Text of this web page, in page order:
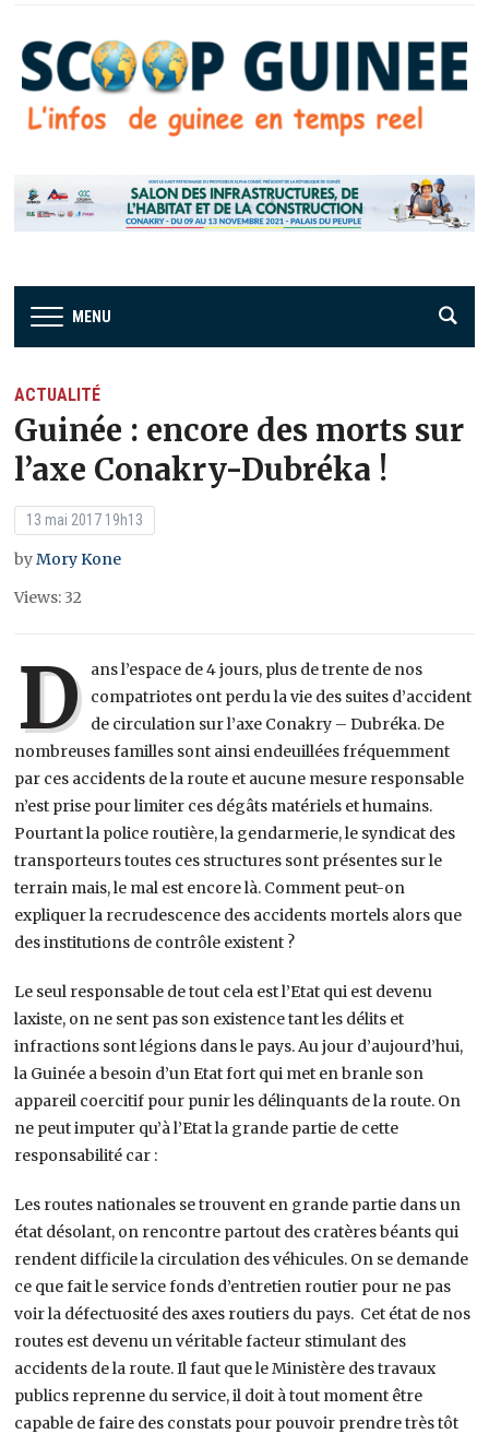
MENU
ACTUALITÉ
Guinée : encore des morts sur
l’axe Conakry-Dubréka !
13 mai 2017 19h13
byMory Kone
Views: 32
D ans l’espace de 4 jours, plus de trente de nos
compatriotes ont perdu la vie des suites d’accident
de circulation sur l’axe Conakry – Dubréka. De
nombreuses familles sont ainsi endeuillées fréquemment
par ces accidents de la route et aucune mesure responsable
n’est prise pour limiter ces dégâts matériels et humains.
Pourtant la police routière, la gendarmerie, le syndicat des
transporteurs toutes ces structures sont présentes sur le
terrain mais, le mal est encore là. Comment peut-on
expliquer la recrudescence des accidents mortels alors que
des institutions de contrôle existent ?
Le seul responsable de tout cela est l’Etat qui est devenu
laxiste, on ne sent pas son existence tant les délits et
infractions sont légions dans le pays. Au jour d’aujourd’hui,
la Guinée a besoin d’un Etat fort qui met en branle son
appareil coercitif pour punir les délinquants de la route. On
ne peut imputer qu’à l’Etat la grande partie de cette
responsabilité car :
Les routes nationales se trouvent en grande partie dans un
état désolant, on rencontre partout des cratères béants qui
rendent difficile la circulation des véhicules. On se demande
ce que fait le service fonds d’entretien routier pour ne pas
voir la défectuosité des axes routiers du pays. Cet état de nos
routes est devenu un véritable facteur stimulant des
accidents de la route. Il faut que le Ministère des travaux
publics reprenne du service, il doit à tout moment être
capable de faire des constats pour pouvoir prendre très tôt